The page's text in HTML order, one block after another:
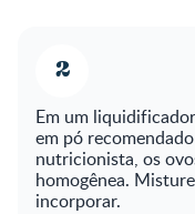
Em um
em pó
nutricionista, os
homogênea.
incorporar.